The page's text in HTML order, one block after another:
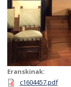
Eranskinak:
c1604457.pdf